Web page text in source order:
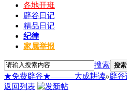
各地开班
辟谷日记
精品日记
纪律
家属举报
搜索 搜索
★免费辟谷★———大成耕读»辟谷
返回列表